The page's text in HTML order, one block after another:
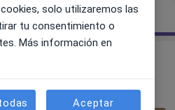
solo utilizaremos las
tu consentimiento o
Más información en
Aceptar